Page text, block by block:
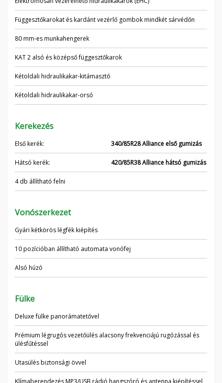
Függesztőkarokat és kardánt vezérlő gombok mindkét sárvédőn
80 mm-es munkahengerek
KAT 2 alsó és középső függesztőkarok
Kétoldali hidraulikakar-kitámasztó
Kétoldali hidraulikakar-orsó
Kerekezés
Első kerék: 340/85R28 Alliance első gumizás
Hátsó kerék: 420/85R38 Alliance hátsó gumizás
4 db állítható felni
Vonószerkezet
Gyári kétkörös légfék kiépítés
10 pozícióban állítható automata vonófej
Alsó húzó
Fülke
Deluxe fülke panorámatetővel
Prémium légrugós vezetőülés alacsony frekvenciájú rugózással és
ülésfűtéssel
Utasülés biztonsági övvel
Klímaberendezés MP3/USB rádió hangszóró és antenna kiépítéssel